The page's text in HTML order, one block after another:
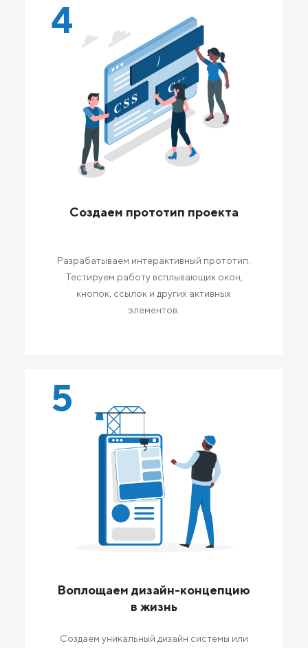
4
Создаем прототип проекта
Разрабатываем интерактивный прототип.
Тестируем работу всплывающих окон,
кнопок, ссылок и других активных
элементов.
5
Воплощаем дизайн-концепцию
в жизнь
Создаем уникальный дизайн системы или